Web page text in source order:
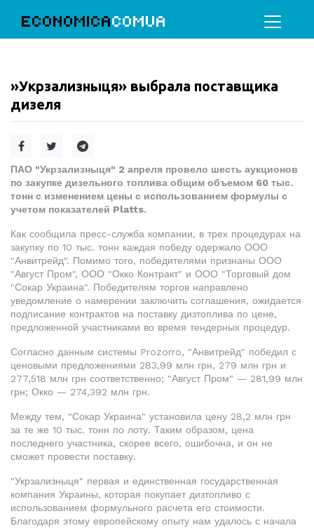
ECONOMICACOMUA
»Укрзализныця» выбрала поставщика
дизеля
ПАО "Укрзализныця" 2 апреля провело шесть аукционов
по закупке дизельного топлива общим объемом 60 тыс.
тонн с изменением цены с использованием формулы с
учетом показателей Platts.
Как сообщила пресс-служба компании, в трех процедурах на
закупку по 10 тыс. тонн каждая победу одержало ООО
"Анвитрейд". Помимо того, победителями признаны ООО
"Август Пром", ООО "Окко Контракт" и ООО "Торговый дом
"Сокар Украина". Победителям торгов направлено
уведомление о намерении заключить соглашения, ожидается
подписание контрактов на поставку дизтоплива по цене,
предложенной участниками во время тендерных процедур.
Согласно данным системы Prozorro, "Анвитрейд" победил с
ценовыми предложениями 283,99 млн грн, 279 млн грн и
277,518 млн грн соответственно; "Август Пром" — 281,99 млн
грн; Окко — 274,392 млн грн.
Между тем, "Сокар Украина" установила цену 28,2 млн грн
за те же 10 тыс. тонн по лоту. Таким образом, цена
последнего участника, скорее всего, ошибочна, и он не
сможет провести поставку.
"Укрзализныця" первая и единственная государственная
компания Украины, которая покупает дизтопливо с
использованием формульного расчета его стоимости.
Благодаря этому европейскому опыту нам удалось с начала